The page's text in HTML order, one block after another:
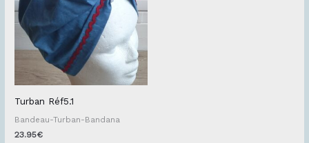
Turban Réf5.1
Bandeau-Turban-Bandana
23.95€